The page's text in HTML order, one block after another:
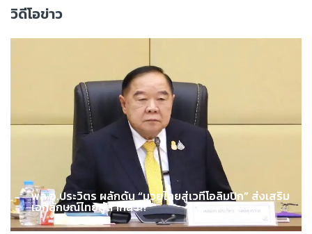
วิดีโอข่าว
พล.อ.ประวิตร ผลักดัน “มวยไทยสู่เวทีโอลิมปิก” ส่งเสริม
เอกลักษณ์ไทยสู่สากล !!!